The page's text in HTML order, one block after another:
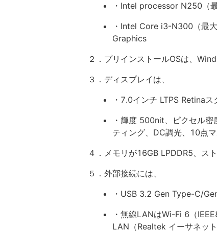
・Intel processor N250（
・Intel Core i3-N300（最
Graphics
２．プリインストールOSは、
３．ディスプレイは、
・7.0インチ LTPS Retina
・輝度 500nit、ピクセル
ティング、DC調光、10点
４．メモリが16GB LPDDR5、ス
５．外部接続には、
・USB 3.2 Gen Type-C/
・無線LANはWi-Fi 6（
LAN（Realtek イーサネッ